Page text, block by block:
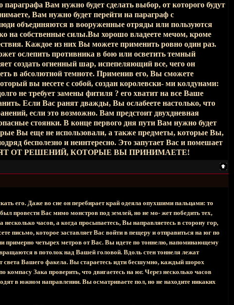
Вам нужно будет сделать выбор, от которого будут
Вам нужно будет перейти на параграф с
объединяются в вооруженные отряды или пользуются
на собственные силы.Вы хорошо владеете мечом, кроме
Каждое из них Вы можете применить ровно один раз.
ослепить противника в бою или осветить темный
создать огненный шар, испепеляющий все, чего он
в абсолютной темноте. Применив его, Вы сможете
вы несете с собой, создан королевски- ми колдунами:
не требует замены фитиля ? его хватит на все Ваше
Если Вас ранят дважды, Вы ослабеете настолько, что
если это возможно. Вам предстоит двухдневная
стоянки. В конце первого дня пути Вам нужно будет
Вы еще не использовали, а также предметы, которые Вы,
бесполезно и неинтересно. Это запутает Вас и помешает
ОТ РЕШЕНИЙ, КОТОРЫЕ ВЫ ПРИНИМАЕТЕ!
его. Даже во сне он перебирает край одеяла опухшими пальцами: то
провести Вас мимо монстров под землей, но не мо- жет победить тех,
часов, а когда просыпаетесь, Вы направляетесь в сторону гор,
письмо, которое заставляет Вас войти в пещеру и отправиться на юг по
примерно четырех метров от Вас. Вы идете по тоннелю, напоминающему
в потолок над Вашей головой. Вдоль стен тоннеля лежат
света Вашего факела. Вы стараетесь идти бесшумно, каждый шорох
Зака проверить, что двигаетесь на юг. Через несколько часов
в южном направлении. Вы осматриваете пол, но не находите никаких